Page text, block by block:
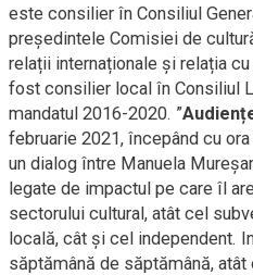
este consilier în Consiliul
președintele Comisiei de
relații internaționale și relația
fost consilier local în Consiliul
mandatul 2016-2020. ”
februarie 2021, începând cu
un dialog între Manuela
legate de impactul pe care îl
sectorului cultural, atât cel
locală, cât și cel independent.
săptămână de săptămână,